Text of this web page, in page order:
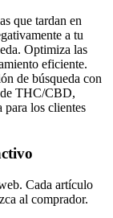
que tardan en
a tu
Optimiza las
eficiente.
de búsqueda con
THC/CBD,
para los clientes
Cada artículo
al comprador.